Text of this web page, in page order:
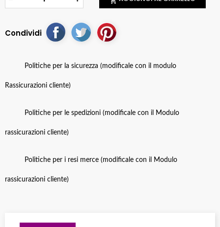
Condividi
Politiche per la sicurezza (modificale con il modulo
Rassicurazioni cliente)
Politiche per le spedizioni (modificale con il Modulo
rassicurazioni cliente)
Politiche per i resi merce (modificale con il Modulo
rassicurazioni cliente)